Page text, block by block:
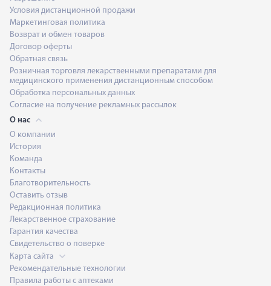
Условия дистанционной продажи
Маркетинговая политика
Возврат и обмен товаров
Договор оферты
Обратная связь
Розничная торговля лекарственными препаратами для
медицинского применения дистанционным способом
Обработка персональных данных
Согласие на получение рекламных рассылок
О нас
О компании
История
Команда
Контакты
Благотворительность
Оставить отзыв
Редакционная политика
Лекарственное страхование
Гарантия качества
Свидетельство о поверке
Карта сайта
Рекомендательные технологии
Правила работы с аптеками